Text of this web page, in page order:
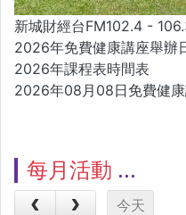
新城財經台FM102.4 -
2026年免費健康講座舉辦
2026年課程表時間表
2026年08月08日免費健
每月活動
今天